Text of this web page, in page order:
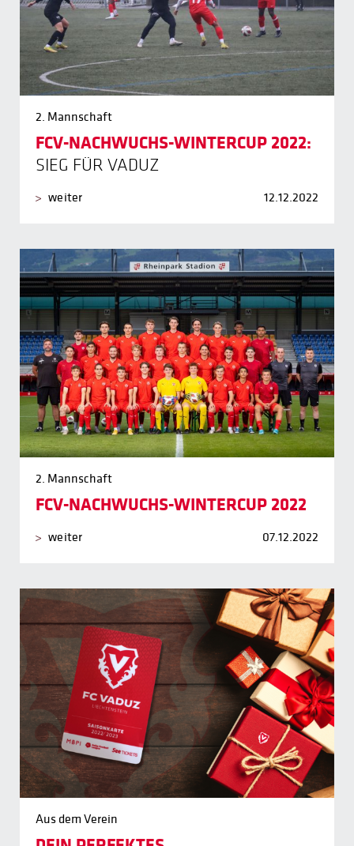
2. Mannschaft
FCV-NACHWUCHS-WINTERCUP 2022:
SIEG FÜR VADUZ
weiter 12.12.2022
2. Mannschaft
FCV-NACHWUCHS-WINTERCUP 2022
weiter 07.12.2022
Aus dem Verein